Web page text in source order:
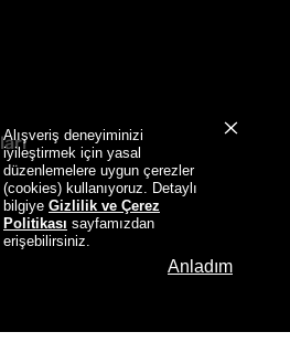
Alışveriş deneyiminizi
iyileştirmek için yasal
düzenlemelere uygun çerezler
(cookies) kullanıyoruz. Detaylı
bilgiye Gizlilik ve Çerez
Politikası sayfamızdan
erişebilirsiniz.
Anladım